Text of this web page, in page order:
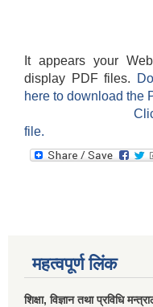
It appears your
display PDF files.
here to download the
file.
महत्वपूर्ण लिंक
शिक्षा, विज्ञान तथा प्रविधि